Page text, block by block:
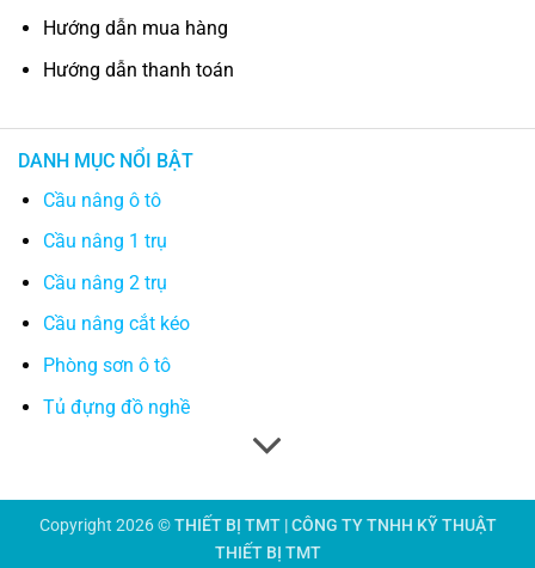
Hướng dẫn mua hàng
Hướng dẫn thanh toán
DANH MỤC NỔI BẬT
Cầu nâng ô tô
Cầu nâng 1 trụ
Cầu nâng 2 trụ
Cầu nâng cắt kéo
Phòng sơn ô tô
Tủ đựng đồ nghề
Copyright 2026 ©THIẾT BỊ TMT | CÔNG TY TNHH KỸ THUẬT
THIẾT BỊ TMT